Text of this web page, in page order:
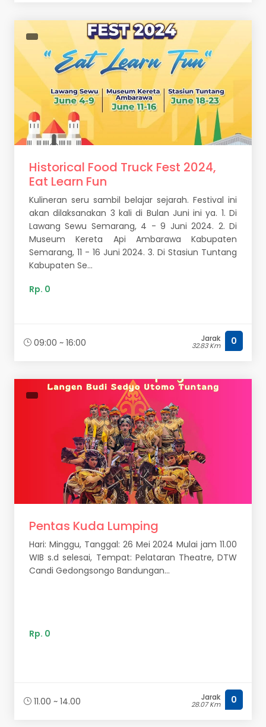
Historical Food Truck Fest 2024,
Eat Learn Fun
Kulineran seru sambil belajar sejarah. Festival ini
akan dilaksanakan 3 kali di Bulan Juni ini ya. 1. Di
Lawang Sewu Semarang, 4 - 9 Juni 2024. 2. Di
Museum Kereta Api Ambarawa Kabupaten
Semarang, 11 - 16 Juni 2024. 3. Di Stasiun Tuntang
Kabupaten Se...
Rp. 0
09:00 ~ 16:00 Jarak
32.83 Km 0
Pentas Kuda Lumping
Hari: Minggu, Tanggal: 26 Mei 2024 Mulai jam 11.00
WIB s.d selesai, Tempat: Pelataran Theatre, DTW
Candi Gedongsongo Bandungan...
Rp. 0
11.00 ~ 14.00 Jarak
28.07 Km 0